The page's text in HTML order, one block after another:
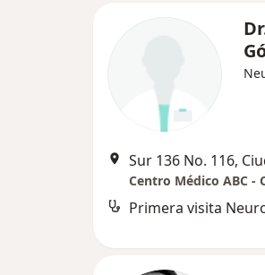
Sur 136 No. 116,
Centro Médico ABC -
Primera visita